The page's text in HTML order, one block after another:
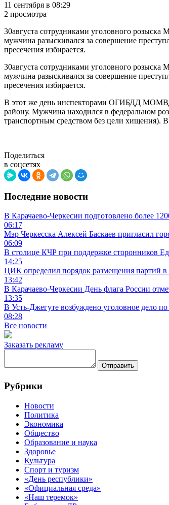
11 сентября в 08:29
2 просмотра
30августа сотрудниками уголовного
мужчина разыскивался за совершение
пресечения избирается.
30августа сотрудниками уголовного
мужчина разыскивался за совершение
пресечения избирается.
В этот же день инспекторами ОГИБДД МОМВД
району. Мужчина находился в федеральном
транспортным средством без цели хищения).
Поделиться
в соцсетях
Последние новости
В Карачаево-Черкесии подготовлено более
06:17
Мэр Черкесска Алексей Баскаев пригласил
06:09
В столице КЧР при поддержке сторонников
14:25
ЦИК определил порядок размещения партий
13:42
В Карачаево-Черкесии День флага России
13:35
В Усть-Джегуте возбуждено уголовное дело
08:28
Все новости
Заказать рекламу
Отправить
Рубрики
Новости
Политика
Экономика
Общество
Образование и наука
Здоровье
Культура
Спорт и туризм
«День республики»
«Официальная среда»
«Наш теремок»